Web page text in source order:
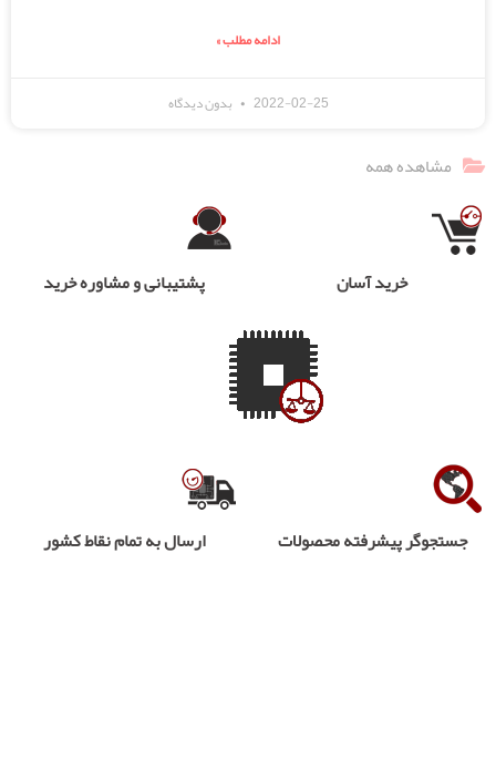
ادامه مطلب »
2022-02-25 بدون دیدگاه
مشاهده همه
خرید آسان پشتیبانی و مشاوره خرید
جستجوگر پیشرفته محصولات ارسال به تمام نقاط کشور